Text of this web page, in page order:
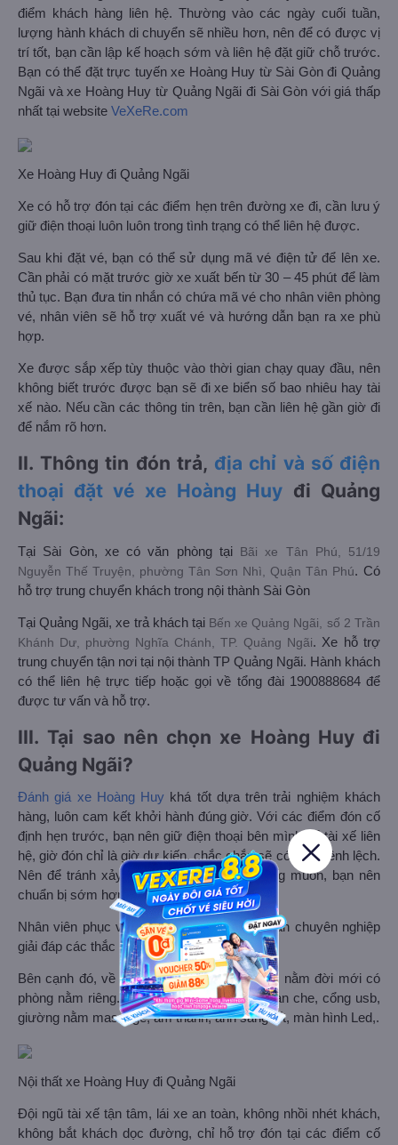
điểm khách hàng liên hệ. Thường vào các ngày cuối tuần,
lượng hành khách di chuyển sẽ nhiều hơn, nên để có được vị
trí tốt, bạn cần lập kế hoạch sớm và liên hệ đặt giữ chỗ trước.
Bạn có thể đặt trực tuyến xe Hoàng Huy từ Sài Gòn đi Quảng
Ngãi và xe Hoàng Huy từ Quảng Ngãi đi Sài Gòn với giá thấp
nhất tại website VeXeRe.com
Xe Hoàng Huy đi Quảng Ngãi
Xe có hỗ trợ đón tại các điểm hẹn trên đường xe đi, cần lưu ý
giữ điện thoại luôn luôn trong tình trạng có thể liên hệ được.
Sau khi đặt vé, bạn có thể sử dụng mã vé điện tử để lên xe.
Cần phải có mặt trước giờ xe xuất bến từ 30 – 45 phút để làm
thủ tục. Bạn đưa tin nhắn có chứa mã vé cho nhân viên phòng
vé, nhân viên sẽ hỗ trợ xuất vé và hướng dẫn bạn ra xe phù
hợp.
Xe được sắp xếp tùy thuộc vào thời gian chạy quay đầu, nên
không biết trước được bạn sẽ đi xe biển số bao nhiêu hay tài
xế nào. Nếu cần các thông tin trên, bạn cần liên hệ gần giờ đi
để nắm rõ hơn.
II. Thông tin đón trả, địa chỉ và số điện
thoại đặt vé xe Hoàng Huy đi Quảng
Ngãi:
Tại Sài Gòn, xe có văn phòng tại Bãi xe Tân Phú, 51/19
Nguyễn Thế Truyện, phường Tân Sơn Nhì, Quận Tân Phú. Có
hỗ trợ trung chuyển khách trong nội thành Sài Gòn
Tại Quảng Ngãi, xe trả khách tại Bến xe Quảng Ngãi, số 2 Trần
Khánh Dư, phường Nghĩa Chánh, TP. Quảng Ngãi. Xe hỗ trợ
trung chuyển tận nơi tại nội thành TP Quảng Ngãi. Hành khách
có thể liên hệ trực tiếp hoặc gọi về tổng đài 1900888684 để
được tư vấn và hỗ trợ.
III. Tại sao nên chọn xe Hoàng Huy đi
Quảng Ngãi?
Đánh giá xe Hoàng Huy khá tốt dựa trên trải nghiệm khách
hàng, luôn cam kết khởi hành đúng giờ. Với các điểm đón cố
định hẹn trước, bạn nên giữ điện thoại bên mình để tài xế liên
hệ, giờ đón chỉ là giờ dự kiến, chắc chắn sẽ có sự chênh lệch.
Nên để tránh xảy ra tình huống không mong muốn, bạn nên
chuẩn bị sớm hơn giờ hẹn.
Nhân viên phục vụ nhiệt tình, chu đáo, tư vấn chuyên nghiệp
giải đáp các thắc mắc của khách hàng.
Bên cạnh đó, về cơ sở vật chất, xe giường nằm đời mới có
phòng nằm riêng. Nhiều tiện ích hiện đại: màn che, cổng usb,
giường nằm massage, âm thanh, ánh sáng tốt, màn hình Led,.
Nội thất xe Hoàng Huy đi Quảng Ngãi
Đội ngũ tài xế tận tâm, lái xe an toàn, không nhồi nhét khách,
không bắt khách dọc đường, chỉ hỗ trợ đón tại các điểm cố